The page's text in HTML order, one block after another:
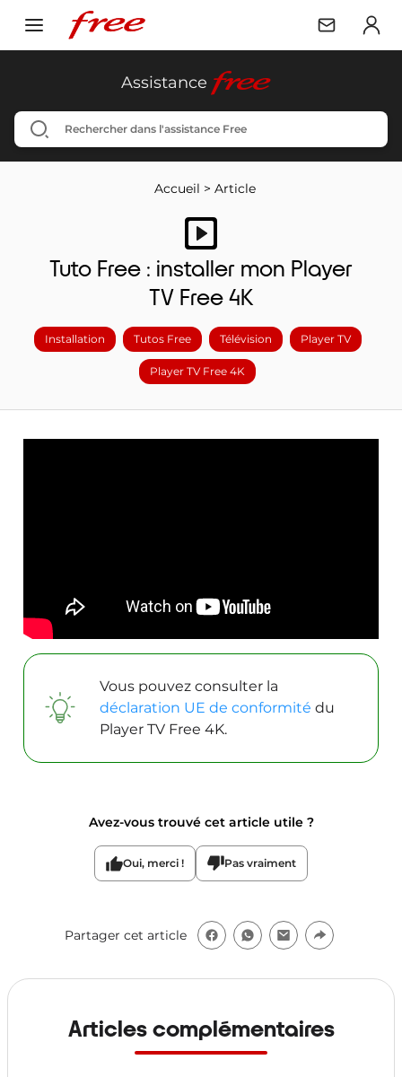
Assistance free
Accueil > Article
Tuto Free : installer mon Player
TV Free 4K
Installation Tutos Free Télévision Player TV
Player TV Free 4K
Vous pouvez consulter la
déclaration UE de conformité du
Player TV Free 4K.
Avez-vous trouvé cet article utile ?
Oui, merci ! Pas vraiment
Partager cet article
Articles complémentaires